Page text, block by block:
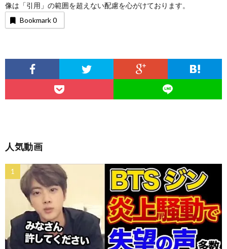
像は「引用」の範囲を超えない配慮を心がけております。
Bookmark0
人気動画